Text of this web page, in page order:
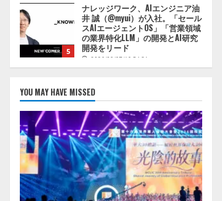
2026/08/07/13:53:50
5
ナレッジワーク、AIエンジニア油
井 誠（@myui）が入社。「セール
スAIエージェントOS」「営業領域
の業界特化LLM」の開発とAI研究
開発をリード
2026/08/07/10:54:31
AIがアドバイス「AIコーチ」をリ
リース
2026/08/09/01:53:44
2
【開催報告】次世代AIプラットフ
ォーム「TAIZA」および新サービ
スに関する記者発表会を開催
2026/08/07/17:53:45
YOU MAY HAVE MISSED